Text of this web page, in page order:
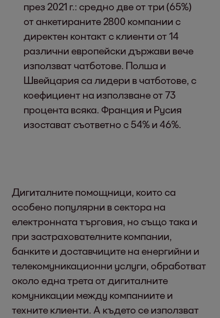
през 2021 г.: средно две от три (65%)
от анкетираните 2800 компании с
директен контакт с клиенти от 14
различни европейски държави вече
използват чатботове. Полша и
Швейцария са лидери в чатботове, с
коефициент на използване от 73
процента всяка. Франция и Русия
изостават съответно с 54% и 46%.
Дигиталните помощници, които са
особено популярни в сектора на
електронната търговия, но също така и
при застрахователните компании,
банките и доставчиците на енергийни и
телекомуникационни услуги, обработват
около една трета от дигиталните
комуникации между компаниите и
техните клиенти. А където се използват